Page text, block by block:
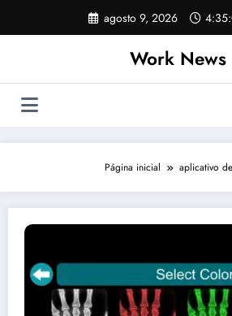
o
agosto 9, 2026
Work News
Página inicial aplicativo